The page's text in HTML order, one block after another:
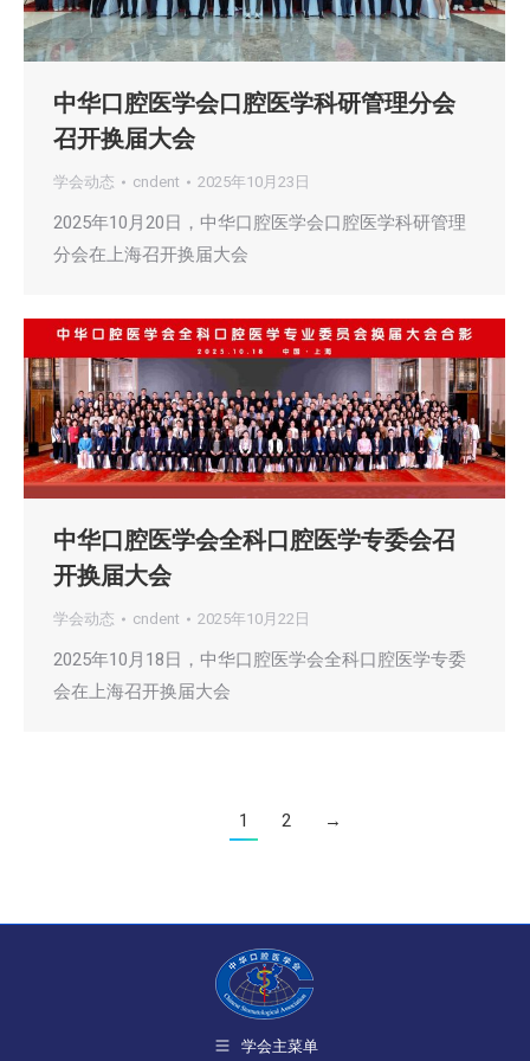
中华口腔医学会口腔医学科研管理分会
召开换届大会
学会动态 cndent 2025年10月23日
2025年10月20日，中华口腔医学会口腔医学科研管理
分会在上海召开换届大会
中华口腔医学会全科口腔医学专委会召
开换届大会
学会动态 cndent 2025年10月22日
2025年10月18日，中华口腔医学会全科口腔医学专委
会在上海召开换届大会
1 2 →
学会主菜单